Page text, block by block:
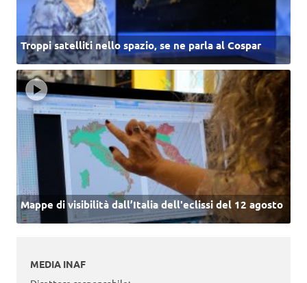
Troppi satelliti nello spazio, se ne parla al Cospar
Mappe di visibilità dall’Italia dell'eclissi del 12 agosto
MEDIA INAF